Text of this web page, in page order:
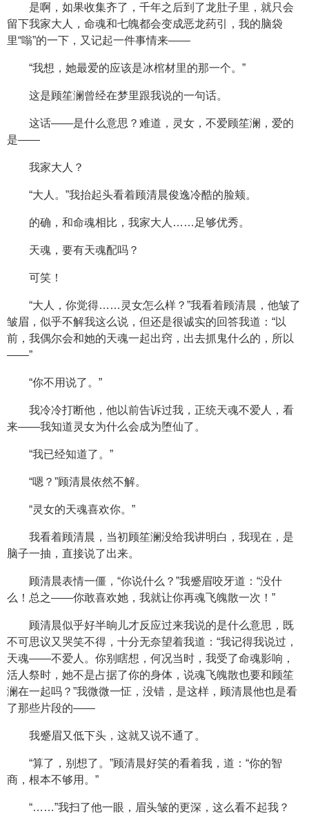
是啊，如果收集齐了，千年之后到了龙肚子里，就只会
留下我家大人，命魂和七魄都会变成恶龙药引，我的脑袋
里“嗡”的一下，又记起一件事情来——
“我想，她最爱的应该是冰棺材里的那一个。”
这是顾笙澜曾经在梦里跟我说的一句话。
这话——是什么意思？难道，灵女，不爱顾笙澜，爱的
是——
我家大人？
“大人。”我抬起头看着顾清晨俊逸冷酷的脸颊。
的确，和命魂相比，我家大人……足够优秀。
天魂，要有天魂配吗？
可笑！
“大人，你觉得……灵女怎么样？”我看着顾清晨，他皱了
皱眉，似乎不解我这么说，但还是很诚实的回答我道：“以
前，我偶尔会和她的天魂一起出窍，出去抓鬼什么的，所以
——”
“你不用说了。”
我冷冷打断他，他以前告诉过我，正统天魂不爱人，看
来——我知道灵女为什么会成为堕仙了。
“我已经知道了。”
“嗯？”顾清晨依然不解。
“灵女的天魂喜欢你。”
我看着顾清晨，当初顾笙澜没给我讲明白，我现在，是
脑子一抽，直接说了出来。
顾清晨表情一僵，“你说什么？”我蹙眉咬牙道：“没什
么！总之——你敢喜欢她，我就让你再魂飞魄散一次！”
顾清晨似乎好半晌儿才反应过来我说的是什么意思，既
不可思议又哭笑不得，十分无奈望着我道：“我记得我说过，
天魂——不爱人。你别瞎想，何况当时，我受了命魂影响，
活人祭时，她不是占据了你的身体，说魂飞魄散也要和顾笙
澜在一起吗？”我微微一怔，没错，是这样，顾清晨他也是看
了那些片段的——
我蹙眉又低下头，这就又说不通了。
“算了，别想了。”顾清晨好笑的看着我，道：“你的智
商，根本不够用。”
“……”我扫了他一眼，眉头皱的更深，这么看不起我？